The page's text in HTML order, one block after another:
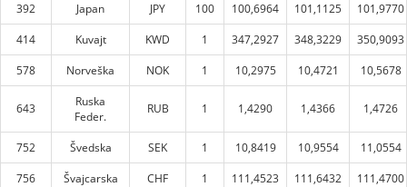
392
Japan JPY 100 100,6964 101,1125
101,9770
414
Kuvajt KWD 1 347,2927 348,3229
350,9093
578
Norveška NOK 1 10,2975 10,4721 10,5678
643
Ruska
Feder.
RUB 1 1,4290 1,4366 1,4726
752 Švedska SEK 1 10,8419 10,9554
11,0554
756
Švajcarska CHF 1 111,4523 111,6432
111,4700